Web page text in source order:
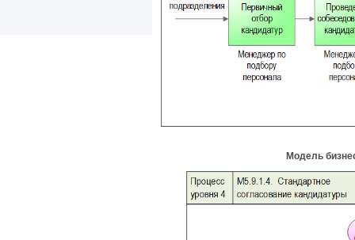
Модель